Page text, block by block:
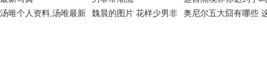
汤唯个人资料,汤唯最新
魏晨的图片 花样少男非
奥尼尔五大囧有哪些